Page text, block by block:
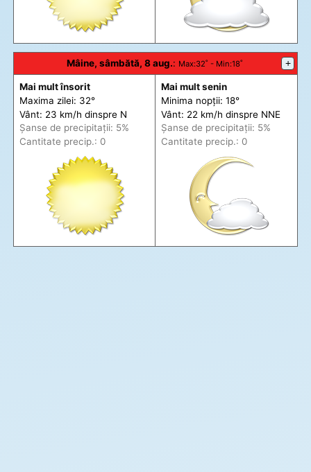
Mâine, sâmbătă, 8 aug.: Max:32˚ - Min:18˚ +
Mai mult însorit
Maxima zilei: 32°
Vânt: 23 km/h dinspre N
Șanse de precipitații: 5%
Cantitate precip.: 0
Mai mult senin
Minima nopții: 18°
Vânt: 22 km/h dinspre NNE
Șanse de precipitații: 5%
Cantitate precip.: 0